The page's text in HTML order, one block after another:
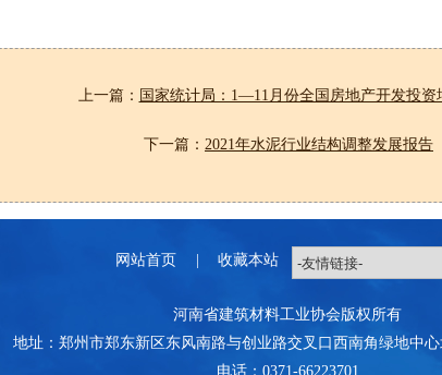
上一篇： 国家统计局：1—11月份全国房地产开发投资
下一篇： 2021年水泥行业结构调整发展报告